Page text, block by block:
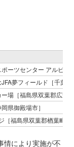
ーツセンター アルビレ
夢フィールド［千葉
場［福島県双葉郡広野
県御殿場市］
［福島県双葉郡楢葉町
情により実施が不